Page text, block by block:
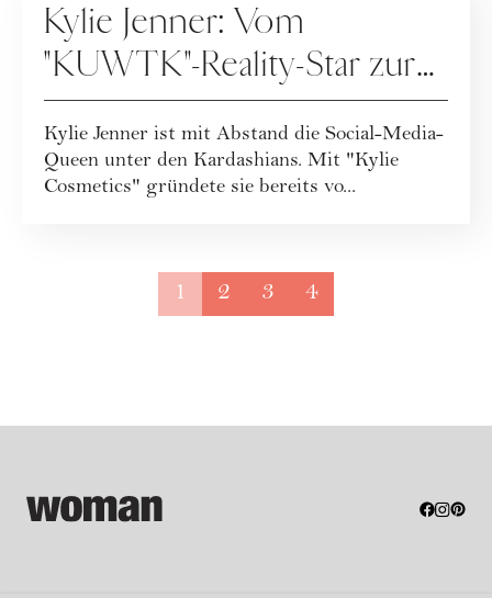
Kylie Jenner: Vom
"KUWTK"-Reality-Star zur
erfolgreichen Geschäftsfrau
Kylie Jenner ist mit Abstand die Social-Media-
Queen unter den Kardashians. Mit "Kylie
Cosmetics" gründete sie bereits vo...
1 2 3 4